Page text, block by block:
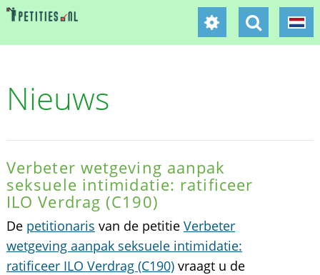
Nieuws
Verbeter wetgeving aanpak
seksuele intimidatie: ratificeer
ILO Verdrag (C190)
De petitionaris van de petitie Verbeter
wetgeving aanpak seksuele intimidatie:
ratificeer ILO Verdrag (C190)vraagt u de